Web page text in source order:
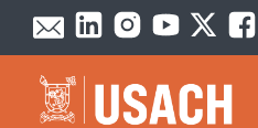
Passar para o conteúdo principal